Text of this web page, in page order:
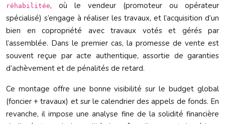
réhabilitée, où le vendeur (promoteur ou opérateur
spécialisé) s’engage à réaliser les travaux, et l’acquisition d’un
bien en copropriété avec travaux votés et gérés par
l’assemblée. Dans le premier cas, la promesse de vente est
souvent reçue par acte authentique, assortie de garanties
d’achèvement et de pénalités de retard.
Ce montage offre une bonne visibilité sur le budget global
(foncier + travaux) et sur le calendrier des appels de fonds. En
revanche, il impose une analyse fine de la solidité financière